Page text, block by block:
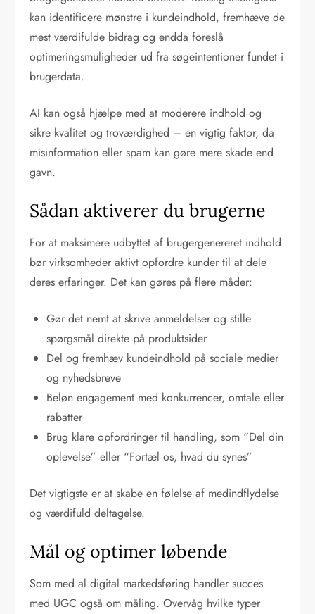
kan identificere mønstre i kundeindhold, fremhæve de
mest værdifulde bidrag og endda foreslå
optimeringsmuligheder ud fra søgeintentioner fundet i
brugerdata.
AI kan også hjælpe med at moderere indhold og
sikre kvalitet og troværdighed – en vigtig faktor, da
misinformation eller spam kan gøre mere skade end
gavn.
Sådan aktiverer du brugerne
For at maksimere udbyttet af brugergenereret indhold
bør virksomheder aktivt opfordre kunder til at dele
deres erfaringer. Det kan gøres på flere måder:
Gør det nemt at skrive anmeldelser og stille
spørgsmål direkte på produktsider
Del og fremhæv kundeindhold på sociale medier
og nyhedsbreve
Beløn engagement med konkurrencer, omtale eller
rabatter
Brug klare opfordringer til handling, som “Del din
oplevelse” eller “Fortæl os, hvad du synes”
Det vigtigste er at skabe en følelse af medindflydelse
og værdifuld deltagelse.
Mål og optimer løbende
Som med al digital markedsføring handler succes
med UGC også om måling. Overvåg hvilke typer